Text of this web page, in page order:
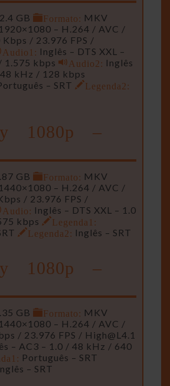
GB Formato: MKV
1920×1080 – H.264 / AVC /
/ 23.976 FPS /
Audio1: Inglês – DTS XXL –
1.575 kbps
Audio2: Inglês
kHz / 128 kbps
– SRT
Legenda2:
1080p –
GB Formato: MKV
1440×1080 – H.264 / AVC /
/ 23.976 FPS /
Audio: Inglês – DTS XXL – 1.0
kbps
Legenda1:
Legenda2: Inglês – SRT
1080p –
GB Formato: MKV
1440×1080 – H.264 / AVC /
/ 23.976 FPS / High@L4.1
– AC3 – 1.0 / 48 kHz / 640
Português – SRT
– SRT